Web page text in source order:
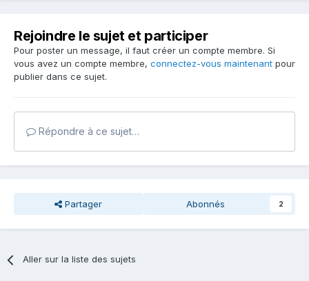
Rejoindre le sujet et participer
Pour poster un message, il faut créer un compte membre. Si
vous avez un compte membre, connectez-vous maintenant pour
publier dans ce sujet.
Répondre à ce sujet…
Partager Abonnés 2
Aller sur la liste des sujets